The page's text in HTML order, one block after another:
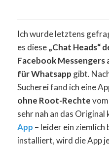
Ich wurde letztens
es diese„Chat Heads“
Facebook Messengers
für Whatsapp gibt.
Sucherei fand ich eine
ohne Root-Rechte
sehr nah an das Original
App – leider ein ziemlich
installiert, wird die App